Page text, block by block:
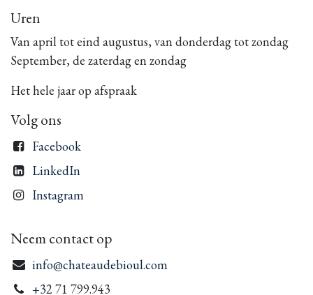
Uren
Van april tot eind augustus, van donderdag tot zondag
September, de zaterdag en zondag
Het hele jaar op afspraak
Volg ons
Facebook
LinkedIn
Instagram
Neem contact op
info@chateaudebioul.com
+32 71 799.943